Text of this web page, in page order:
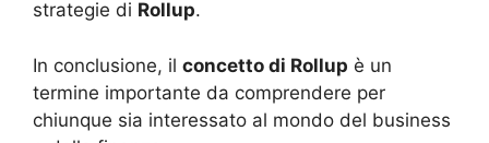
strategie di Rollup.
In conclusione, il concetto di Rollup è un
termine importante da comprendere per
chiunque sia interessato al mondo del business